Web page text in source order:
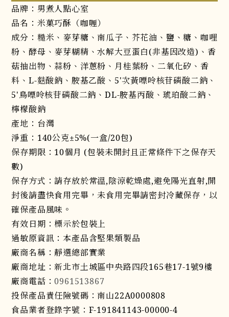
品牌：男煮人點心室
品名：米菓巧酥（咖喱）
成分：糙米、麥芽糖、南瓜子、芥花油、鹽、糖、咖哩
粉、酵母、麥芽糊精、水解大豆蛋白(非基因改造)、香
菇抽出物、蒜粉、洋蔥粉、月桂葉粉、二氧化矽、香
料、L-麩酸鈉、胺基乙酸、5'次黃嘌呤核苷磷酸二鈉、
5'鳥嘌呤核苷磷酸二鈉、DL-胺基丙酸、琥珀酸二鈉、
檸檬酸鈉
產地：台灣
淨重：140公克±5%(一盒/20包)
保存期限：10個月 (包裝未開封且正常條件下之保存天
數)
保存方式：請存放於常溫,陰涼乾燥處,避免陽光直射,開
封後請盡快食用完畢，未食用完畢請密封冷藏保存，以
確保產品風味。
有效日期：標示於包裝上
過敏原資訊：本產品含堅果類製品
廠商名稱：靜選總部實業
廠商地址：新北市土城區中央路四段165巷17-1號9樓
廠商電話：0961513867
投保產品責任險號碼：南山22A0000808
食品業者登錄字號：F-191841143-00000-4